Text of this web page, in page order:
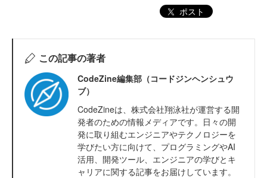
ポスト
この記事の著者
CodeZine編集部（コードジンヘンシュウ
ブ）
CodeZineは、株式会社翔泳社が運営する開
発者のための情報メディアです。日々の開
発に取り組むエンジニアやテクノロジーを
学びたい方に向けて、プログラミングやAI
活用、開発ツール、エンジニアの学びとキ
ャリアに関する記事をお届けしています。